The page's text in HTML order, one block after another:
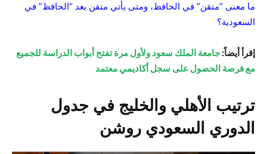
ما معنى “متقن” في الحافظ، ومتى يأتي متقن بعد “الحافظ” في
السعودية؟
إقرأ أيضاً: جامعة الملك سعود ولأول مرة تفتح أبواب الدراسة للجميع
مع فرصة الحصول على سجل أكاديمي معتمد
ترتيب الأهلي والخليج في جدول
الدوري السعودي روشن